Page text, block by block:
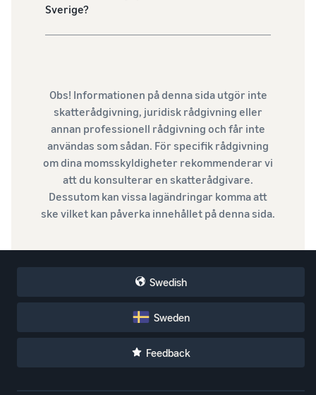
Sverige?
Obs! Informationen på denna sida utgör inte
skatterådgivning, juridisk rådgivning eller
annan professionell rådgivning och får inte
användas som sådan. För specifik rådgivning
om dina momsskyldigheter rekommenderar vi
att du konsulterar en skatterådgivare.
Dessutom kan vissa lagändringar komma att
ske vilket kan påverka innehållet på denna sida.
Swedish
Sweden
Feedback